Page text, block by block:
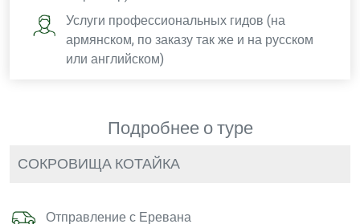
Услуги профессиональных гидов (на
армянском, по заказу так же и на русском
или английском)
Подробнее о туре
СОКРОВИЩА КОТАЙКА
Отправление с Еревана